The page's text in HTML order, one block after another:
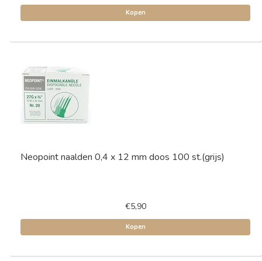
Kopen
Neopoint naalden 0,4 x 12 mm doos 100 st.(grijs)
€5,90
Kopen